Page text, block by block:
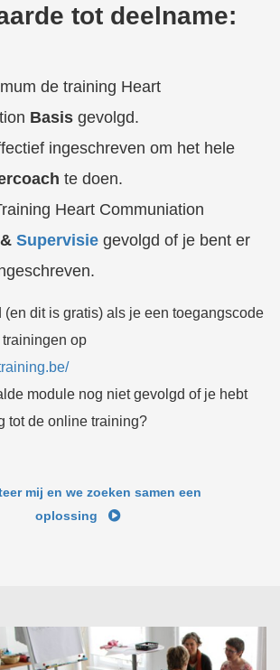
tot deelname:
de training Heart
Basis gevolgd.
ingeschreven om het hele
te doen.
Heart Communiation
&Supervisie gevolgd of je bent er
dit is gratis) als je een toegangscode
op
module nog niet gevolgd of je hebt
tot de online training?
mij en we zoeken samen een
oplossing